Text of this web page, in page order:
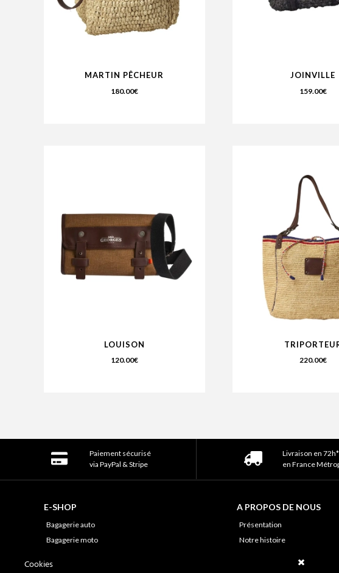
MARTIN PÊCHEUR
180.00€
JOINVILLE
159.00€
LOUISON
120.00€ 220.00€
Paiement sécurisé
via PayPal & Stripe
Livraison en 72h*
en France
E-SHOP
Bagagerie auto
Bagagerie moto
A PROPOS DE NOUS
Présentation
Notre histoire
Cookies